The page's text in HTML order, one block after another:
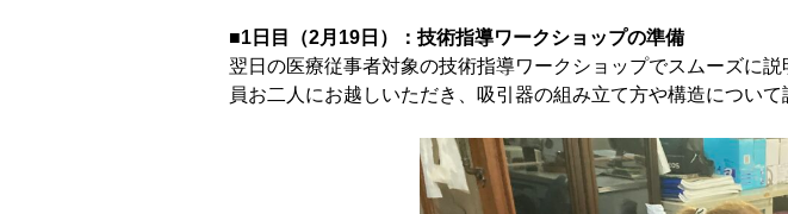
■1日目（2月19日）：技術指導ワークショップの準備
翌日の医療従事者対象の技術指導ワークショップでスムーズに
員お二人にお越しいただき、吸引器の組み立て方や構造について